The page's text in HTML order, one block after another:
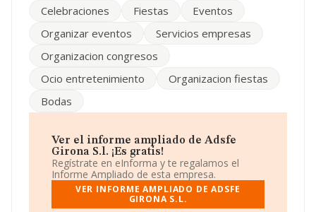
Limitada. Su CNAE corresponde a 9031 con código
exteriores.
La empresa españolaAdsfe Girona S.L
núm. 327, (08009), en el municipio de Barcelona,
En base a la información de la que dispone INFORMA
asciende a 681 millones de euros y la media entre todas
las compañías es de 123 mil euros de ventas. Como
información adicional de interés, la antigüedad alcanza
los 16 años desde la constitución. La media de
empleados de las empresas es de 1.
Celebraciones Fiestas
Eventos
Organizar eventos
Servicios empresas
Organizacion congresos
Ocio entretenimiento
Organizacion fiestas
Bodas
Ver el informe ampliado de Adsfe
Girona S.l. ¡Es gratis!
Regístrate en eInforma y te regalamos el
Informe Ampliado de esta empresa.
VER INFORME AMPLIADO DE ADSFE
GIRONA S.L.